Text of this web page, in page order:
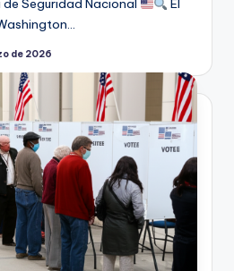
Seguridad Nacional
El
de 2026